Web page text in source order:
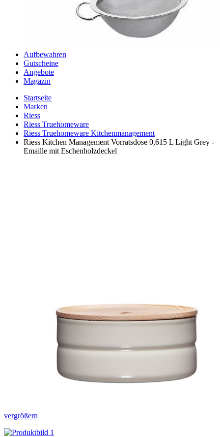
Aufbewahren
Gutscheine
Angebote
Magazin
Startseite
Marken
Riess
Riess Truehomeware
Riess Truehomeware Kitchenmanagement
Riess Kitchen Management Vorratsdose 0,615 L Light Grey -
Emaille mit Eschenholzdeckel
vergrößern